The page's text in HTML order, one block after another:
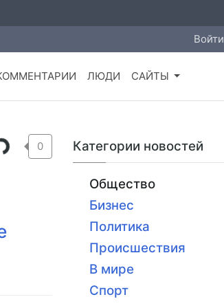
Войти
ЛЮДИ САЙТЫ
0 Категории новостей
Общество
Бизнес
Политика
Происшествия
В мире
Спорт